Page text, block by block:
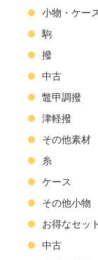
小物・ケー
駒
撥
中古
鼈甲調撥
津軽撥
その他素材
糸
ケース
その他小物
お得なセット
中古